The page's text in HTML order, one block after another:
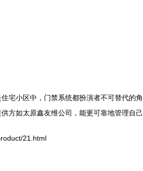
宅小区中，门禁系统都扮演者不可替代的
如太原鑫友维公司，能更可靠地管理自己
21.html